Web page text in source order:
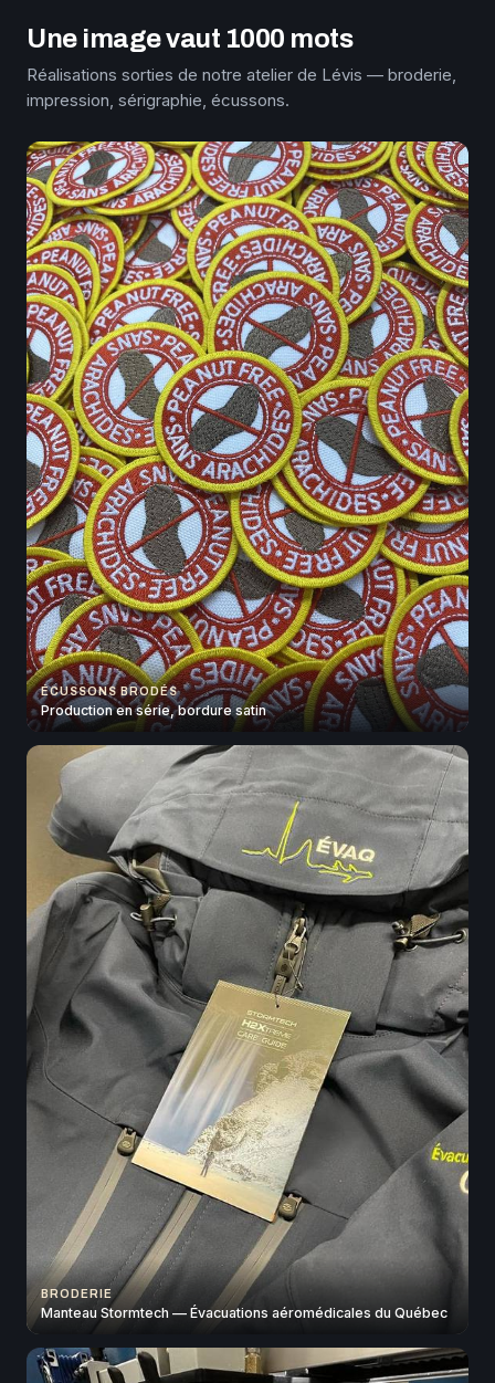
Une image vaut 1000 mots
Réalisations sorties de notre atelier de Lévis — broderie,
impression, sérigraphie, écussons.
ÉCUSSONS BRODÉS
Production en série, bordure satin
BRODERIE
Manteau Stormtech — Évacuations aéromédicales du Québec